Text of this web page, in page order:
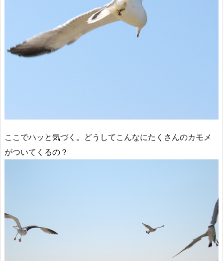
ここでハッと気づく。どうしてこんなにたくさんのカモメ
がついてくるの？